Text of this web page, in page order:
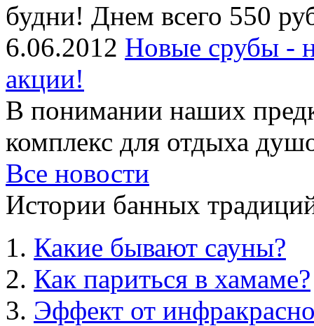
будни! Днем всего 550
6.06.2012 Новые срубы -
акции!
В понимании наших
комплекс для отдыха
Все новости
Истории банных
Какие бывают сауны?
Как париться в хамаме?
Эффект от